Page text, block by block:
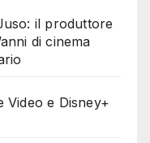
il produttore
di cinema
Video e Disney+